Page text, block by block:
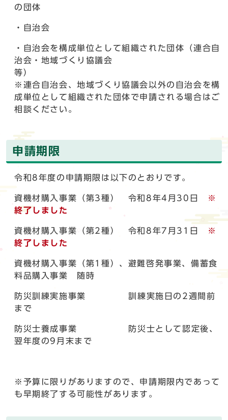
の団体
・自治会
・自治会を構成単位として組織された団体（連合自
治会・地域づくり協議会
※連合自治会、地域づくり協議会以外の自治会を構
成単位として組織された団体で申請される場合はご
相談ください。
申請期限
令和8年度の申請期限は以下のとおりです。
資機材購入事業（第3種） 令和8年4月30日
※
終了しました
資機材購入事業（第2種） 令和8年7月31日
※
終了しました
資機材購入事業（第1種）、避難啓発事業、備蓄食
料品購入事業 随時
防災訓練実施事業 訓練実施日の2週間前
まで
防災士養成事業 防災士として認定後、
翌年度の9月末まで
※予算に限りがありますので、申請期限内であって
も早期終了する可能性があります。